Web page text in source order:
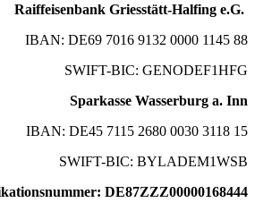
Raiffeisenbank Griesstätt-Halfing e.G.
IBAN: DE69 7016 9132 0000 1145 88
SWIFT-BIC: GENODEF1HFG
Sparkasse Wasserburg a. Inn
IBAN: DE45 7115 2680 0030 3118 15
SWIFT-BIC: BYLADEM1WSB
DE87ZZZ00000168444